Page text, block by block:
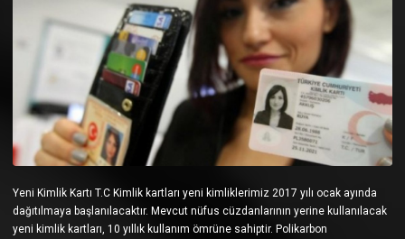
Yeni Kimlik Kartı T.C Kimlik kartları yeni kimliklerimiz 2017 yılı ocak ayında
dağıtılmaya başlanılacaktır. Mevcut nüfus cüzdanlarının yerine kullanılacak
yeni kimlik kartları, 10 yıllık kullanım ömrüne sahiptir. Polikarbon